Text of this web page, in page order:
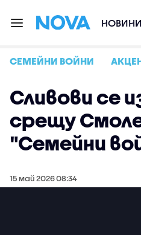
НОВИНИ
СЕМЕЙНИ ВОЙНИ
Сливови се
срещу
"Семейни
15 май 2026 08:34